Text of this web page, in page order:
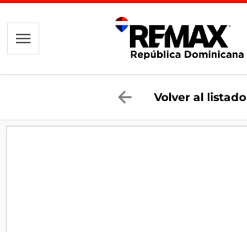
Volver al listado